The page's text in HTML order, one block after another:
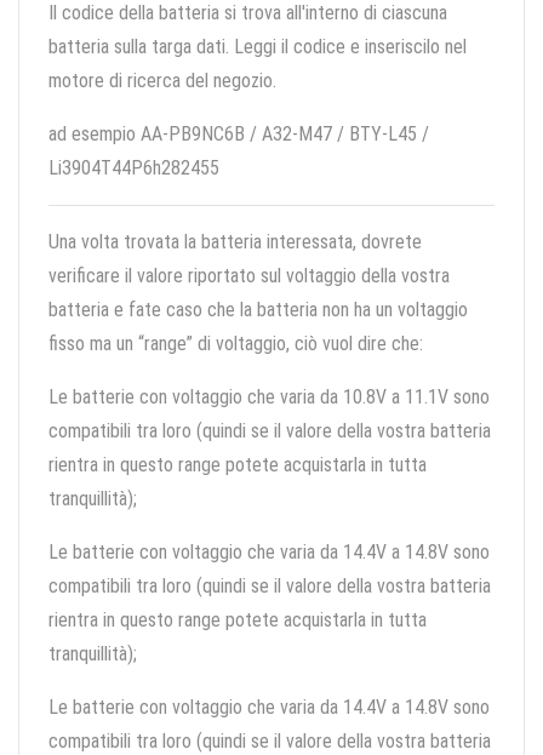
Il codice della batteria si trova all'interno di ciascuna
batteria sulla targa dati. Leggi il codice e inseriscilo nel
motore di ricerca del negozio.
ad esempio AA-PB9NC6B / A32-M47 / BTY-L45 /
Li3904T44P6h282455
Una volta trovata la batteria interessata, dovrete
verificare il valore riportato sul voltaggio della vostra
batteria e fate caso che la batteria non ha un voltaggio
fisso ma un “range” di voltaggio, ciò vuol dire che:
Le batterie con voltaggio che varia da 10.8V a 11.1V sono
compatibili tra loro (quindi se il valore della vostra batteria
rientra in questo range potete acquistarla in tutta
tranquillità);
Le batterie con voltaggio che varia da 14.4V a 14.8V sono
compatibili tra loro (quindi se il valore della vostra batteria
rientra in questo range potete acquistarla in tutta
tranquillità);
Le batterie con voltaggio che varia da 14.4V a 14.8V sono
compatibili tra loro (quindi se il valore della vostra batteria